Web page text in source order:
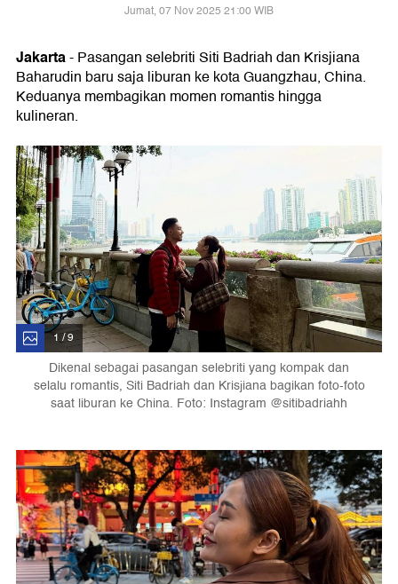
Jumat, 07 Nov 2025 21:00 WIB
Jakarta- Pasangan selebriti Siti Badriah dan Krisjiana
Baharudin baru saja liburan ke kota Guangzhau, China.
Keduanya membagikan momen romantis hingga
kulineran.
1 / 9
Dikenal sebagai pasangan selebriti yang kompak dan
selalu romantis, Siti Badriah dan Krisjiana bagikan foto-foto
saat liburan ke China. Foto: Instagram @sitibadriahh